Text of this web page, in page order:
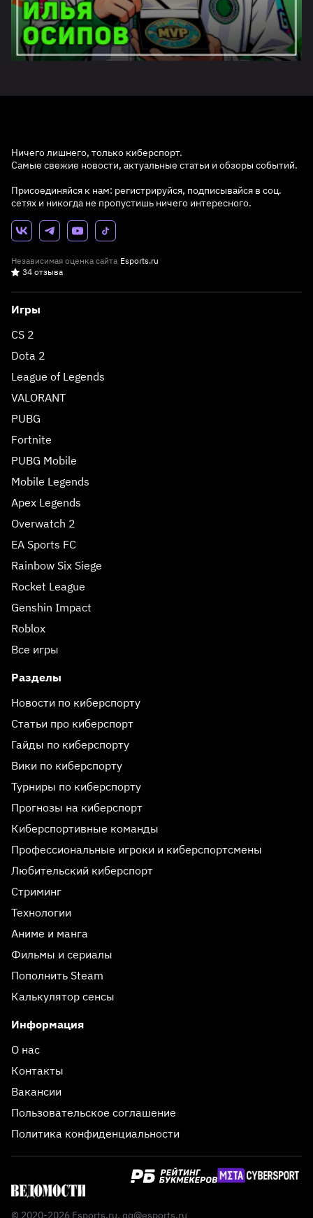
Ничего лишнего, только киберспорт.
Самые свежие новости, актуальные статьи и обзоры событий.
Присоединяйся к нам: регистрируйся, подписывайся в соц.
сетях и никогда не пропустишь ничего интересного.
Независимая оценка сайта Esports.ru
34 отзыва
Игры
CS 2
Dota 2
League of Legends
VALORANT
PUBG
Fortnite
PUBG Mobile
Mobile Legends
Apex Legends
Overwatch 2
EA Sports FC
Rainbow Six Siege
Rocket League
Genshin Impact
Roblox
Все игры
Разделы
Новости по киберспорту
Статьи про киберспорт
Гайды по киберспорту
Вики по киберспорту
Турниры по киберспорту
Прогнозы на киберспорт
Киберспортивные команды
Профессиональные игроки и киберспортсмены
Любительский киберспорт
Стриминг
Технологии
Аниме и манга
Фильмы и сериалы
Пополнить Steam
Калькулятор сенсы
Информация
О нас
Контакты
Вакансии
Пользовательское соглашение
Политика конфиденциальности
© 2020-2026 Esports.ru, qq@esports.ru